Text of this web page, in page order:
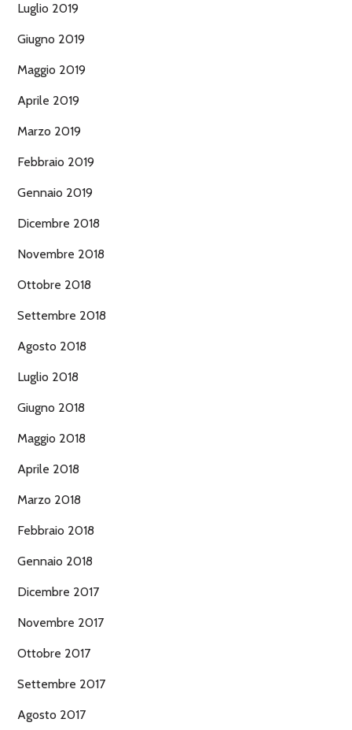
Luglio 2019
Giugno 2019
Maggio 2019
Aprile 2019
Marzo 2019
Febbraio 2019
Gennaio 2019
Dicembre 2018
Novembre 2018
Ottobre 2018
Settembre 2018
Agosto 2018
Luglio 2018
Giugno 2018
Maggio 2018
Aprile 2018
Marzo 2018
Febbraio 2018
Gennaio 2018
Dicembre 2017
Novembre 2017
Ottobre 2017
Settembre 2017
Agosto 2017